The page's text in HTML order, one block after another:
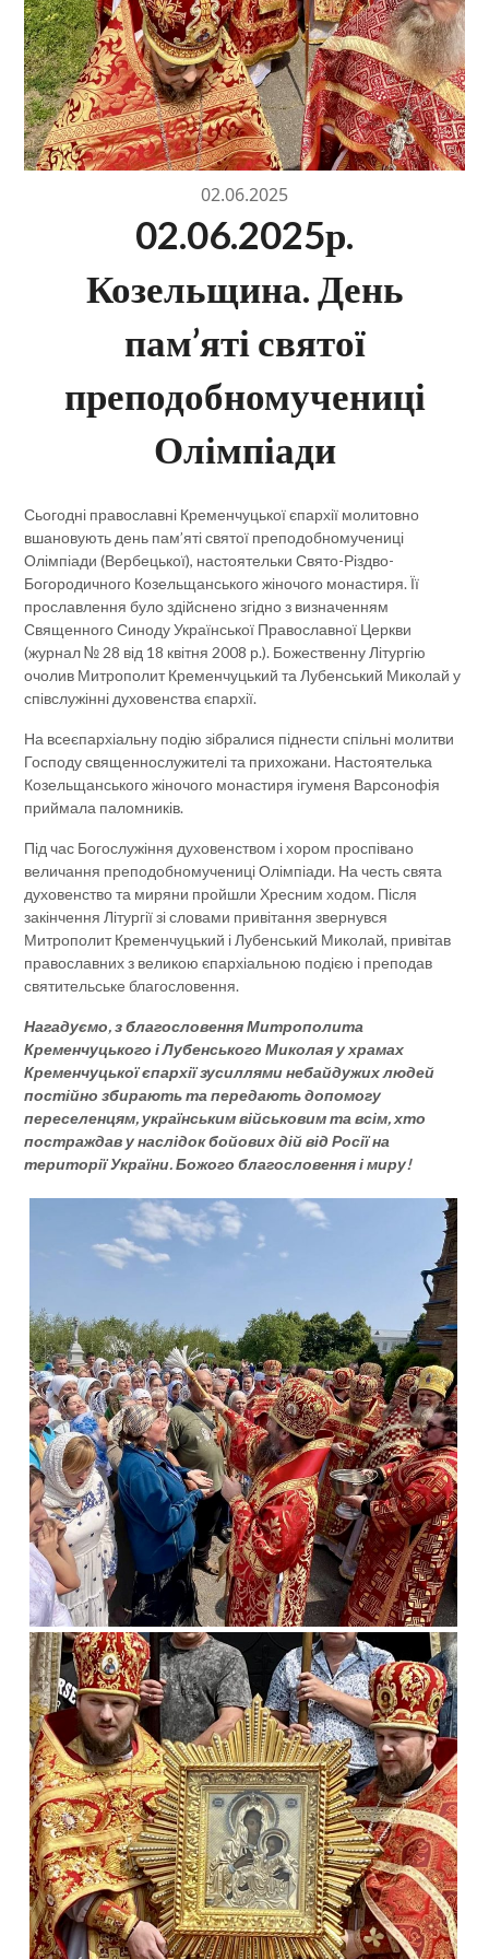
02.06.2025
02.06.2025р.
Козельщина. День
пам’яті святої
преподобномучениці
Олімпіади
Сьогодні православні Кременчуцької єпархії молитовно
вшановують день пам’яті святої преподобномучениці
Олімпіади (Вербецької), настоятельки Свято-Різдво-
Богородичного Козельщанського жіночого монастиря. Її
прославлення було здійснено згідно з визначенням
Священного Синоду Української Православної Церкви
(журнал № 28 від 18 квітня 2008 р.). Божественну Літургію
очолив Митрополит Кременчуцький та Лубенський Миколай у
співслужінні духовенства єпархії.
На всеєпархіальну подію зібралися піднести спільні молитви
Господу священнослужителі та прихожани. Настоятелька
Козельщанського жіночого монастиря ігуменя Варсонофія
приймала паломників.
Під час Богослужіння духовенством і хором проспівано
величання преподобномучениці Олімпіади. На честь свята
духовенство та миряни пройшли Хресним ходом. Після
закінчення Літургії зі словами привітання звернувся
Митрополит Кременчуцький і Лубенський Миколай, привітав
православних з великою єпархіальною подією і преподав
святительське благословення.
Нагадуємо, з благословення Митрополита
Кременчуцького і Лубенського Миколая у храмах
Кременчуцької єпархії зусиллями небайдужих людей
постійно збирають та передають допомогу
переселенцям, українським військовим та всім, хто
постраждав у наслідок бойових дій від Росії на
території України. Божого благословення і миру!